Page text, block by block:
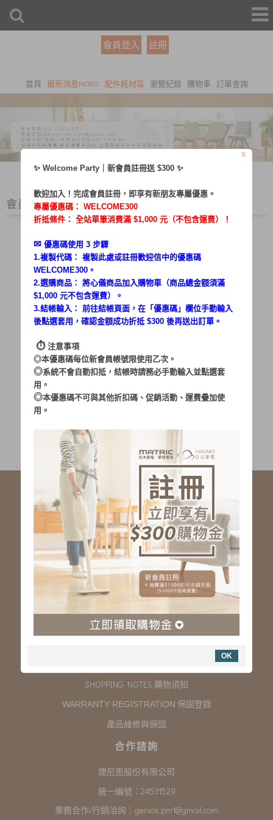
會員登入 註冊
首頁 最新消息NEWS 配件耗材區 瀏覽紀錄 購物車 訂單查詢
會員登入
帳號：
密碼：
社群服務連結
線上客服 LINE 歡迎加入 <LINE ID: @matric.jp>
線上客服 Facebook 歡迎加入
服務專線：03-323-2180
客服信箱 :genios.service@gmail.com
服務時間：星期一至星期五 上午9:00~下午6:00
例假日休假
購物說明
SHOPPING NOTES 購物須知
WARRANTY REGISTRATION 保固登錄
產品維修與保固
合作諮詢
婕尼思股份有限公司
統一編號：24531529
業務合作/行銷洽詢： genios.pm1@gmail.com
X
✨ Welcome Party｜新會員註冊送 $300 ✨
歡迎加入！完成會員註冊，即享有新朋友專屬優惠。
專屬優惠碼： WELCOME300
折抵條件： 全站單筆消費滿 $1,000 元（不包含運費）！
✉︎ 優惠碼使用 3 步驟
1.複製代碼： 複製此處或註冊歡迎信中的優惠碼
WELCOME300。
2.選購商品： 將心儀商品加入購物車（商品總金額須滿
$1,000 元不包含運費）。
3.結帳輸入： 前往結帳頁面，在「優惠碼 」欄位手動輸入
後點選套用，確認金額成功折抵 $300 後再送出訂單。
⏱︎ 注意事項
◎本優惠碼每位新會員帳號限使用乙次。
◎系統不會自動扣抵，結帳時請務必手動輸入並點選套
用。
◎本優惠碼不可與其他折扣碼、促銷活動、運費疊加使
用。
OK